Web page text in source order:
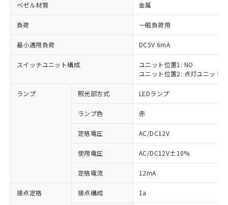
ベゼル材質 金属
負荷 一般負荷用
最小適用負荷 DC5V 6mA
スイッチユニット構成
ユニット位置1: NO
ユニット位置2: 点灯ユニット
ランプ 照光部方式 LEDランプ
ランプ色 赤
定格電圧 AC/DC12V
使用電圧 AC/DC12V±10%
定格電流 12mA
接点定格 接点構成 1a
※1 対応状況
対応済み：EU RoHS指令（10物質）の
非含有に対応した製品が提供可能な商品で